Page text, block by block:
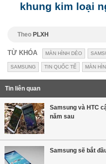
khung kim loại
Theo PLXH
TỪ KHÓA MÀN HÌNH DẺO
SAMSUNG TIN QUỐC TẾ MÀN
Tin liên quan
Samsung và HTC
năm sau
Samsung sẽ bắt